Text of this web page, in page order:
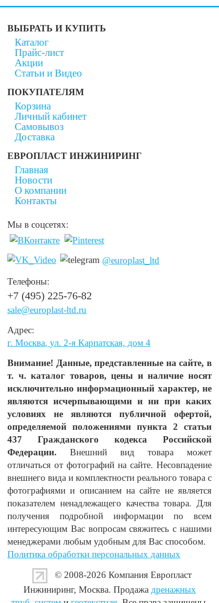
ВЫБРАТЬ И КУПИТЬ
Каталог
Прайс-лист
Акции
Статьи и Видео
ПОКУПАТЕЛЯМ
Корзина
Личный кабинет
Самовывоз
Доставка
ЕВРОПЛАСТ ИНЖИНИРИНГ
Главная
Новости
О компании
Контакты
Мы в соцсетях:
@europlast_ltd
Телефоны:
+7 (495) 225-76-82
sale@europlast-ltd.ru
Адрес:
г. Москва, ул. 2-я Карпатская, дом 4
Внимание! Данные, представленные на сайте, в
т. ч. каталог товаров, цены и наличие носят
исключительно информационный характер, не
являются исчерпывающими и ни при каких
условиях не являются публичной офертой,
определяемой положениями пункта 2 статьи
437 Гражданского кодекса Российской
Федерации. Внешний вид товара может
отличаться от фотографий на сайте. Несовпадение
внешнего вида и комплектности реального товара с
фотографиями и описанием на сайте не является
показателем ненадлежащего качества товара. Для
получения подробной информации по всем
интересующим Вас вопросам свяжитесь с нашими
менеджерами любым удобным для Вас способом.
Политика обработки персональных данных
© 2008-2026 Компания Европласт
Инжиниринг, Москва. Продажа дренажных